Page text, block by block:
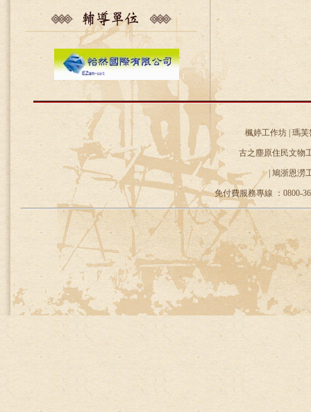
楓婷工作坊 | 瑪芙
古之塵原住民文物
| 鳩浙恩澇
免付費服務專線 ：0800-